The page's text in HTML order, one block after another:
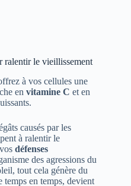
ralentir le vieillissement
à vos cellules une
en vitamine C et en
causés par les
à ralentir le
défenses
des agressions du
tout cela génère du
en temps, devient